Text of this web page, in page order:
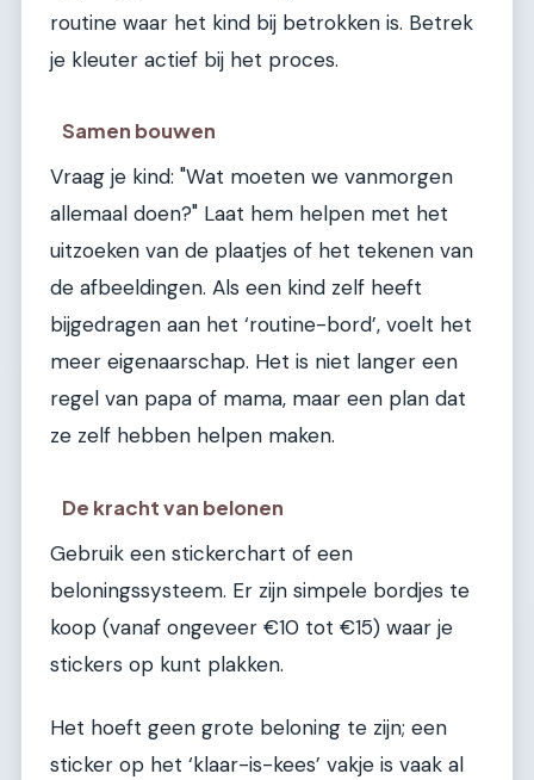
routine waar het kind bij betrokken is. Betrek
je kleuter actief bij het proces.
Samen bouwen
Vraag je kind: "Wat moeten we vanmorgen
allemaal doen?" Laat hem helpen met het
uitzoeken van de plaatjes of het tekenen van
de afbeeldingen. Als een kind zelf heeft
bijgedragen aan het ‘routine-bord’, voelt het
meer eigenaarschap. Het is niet langer een
regel van papa of mama, maar een plan dat
ze zelf hebben helpen maken.
De kracht van belonen
Gebruik een stickerchart of een
beloningssysteem. Er zijn simpele bordjes te
koop (vanaf ongeveer €10 tot €15) waar je
stickers op kunt plakken.
Het hoeft geen grote beloning te zijn; een
sticker op het ‘klaar-is-kees’ vakje is vaak al